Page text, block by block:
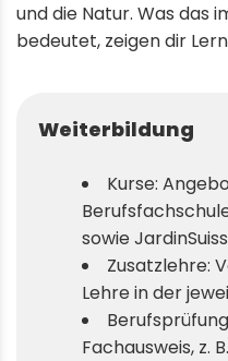
und die Natur. Was das
bedeutet, zeigen dir
Weiterbildung
Kurse:
sowie
Zusatzlehre:
Lehre in der
Fachausweis, z.